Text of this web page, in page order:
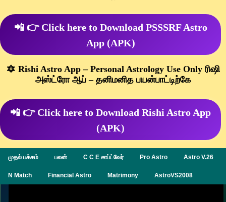
📲 👉 Click here to Download PSSSRF Astro
App (APK)
🔯 Rishi Astro App – Personal Astrology Use Only ரிஷி
அஸ்ட்ரோ ஆப் – தனிமனித பயன்பாட்டிற்கே
📲 👉 Click here to Download Rishi Astro App
(APK)
முதல் பக்கம் பலன் C C E சாப்ட்வேர் Pro Astro Astro V.26
N Match Financial Astro Matrimony AstroVS2008